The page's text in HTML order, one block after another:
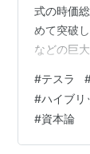
式の時価
めて突破
などの巨
抜かれて
も圧倒的
トヨタを
投機屋ど
#テスラ
#ハイブリ
#資本論